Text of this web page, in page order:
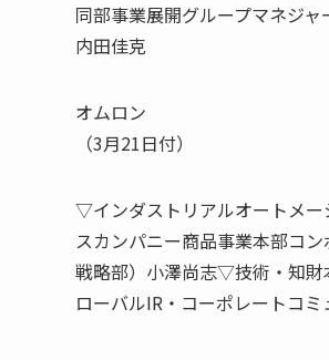
同部事業展開グループマネジ
内田佳克
オムロン
（3月21日付）
▽インダストリアルオートメー
スカンパニー商品事業本部コ
戦略部）小澤尚志▽技術・知
ローバルIR・コーポレートコ